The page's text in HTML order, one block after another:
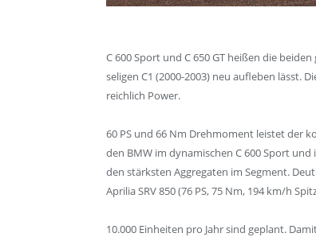
C 600 Sport und C 650 GT heißen die
seligen C1 (2000-2003) neu aufleben lässt.
reichlich Power.
60 PS und 66 Nm Drehmoment leistet der
den BMW im dynamischen C 600 Sport
den stärksten Aggregaten im Segment.
Aprilia SRV 850 (76 PS, 75 Nm, 194 km/h
10.000 Einheiten pro Jahr sind geplant.